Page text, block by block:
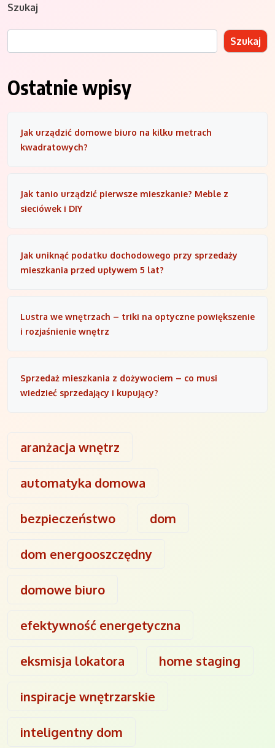
Szukaj
Szukaj
Ostatnie wpisy
Jak urządzić domowe biuro na kilku metrach
kwadratowych?
Jak tanio urządzić pierwsze mieszkanie? Meble z
sieciówek i DIY
Jak uniknąć podatku dochodowego przy sprzedaży
mieszkania przed upływem 5 lat?
Lustra we wnętrzach – triki na optyczne powiększenie
i rozjaśnienie wnętrz
Sprzedaż mieszkania z dożywociem – co musi
wiedzieć sprzedający i kupujący?
aranżacja wnętrz
automatyka domowa
bezpieczeństwo dom
dom energooszczędny
domowe biuro
efektywność energetyczna
eksmisja lokatora home staging
inspiracje wnętrzarskie
inteligentny dom